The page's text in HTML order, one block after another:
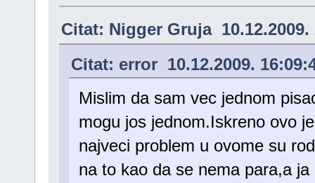
Citat: Nigger Gruja 10.12.2009.
Citat: error 10.12.2009.
Mislim da sam vec jednom
mogu jos jednom.Iskreno ovo
najveci problem u ovome su
na to kao da se nema para,a